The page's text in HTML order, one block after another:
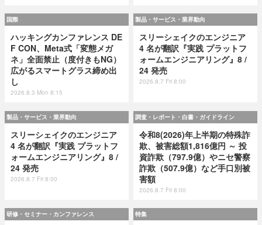
国際
ハッキングカンファレンス DE
F CON、Meta式「変態メガ
ネ」全面禁止（度付きもNG）
広がるスマートグラス締め出
し
2026.8.3 Mon 8:15
製品・サービス・業界動向
スリーシェイクのエンジニア
4 名が翻訳『実践 プラットフ
ォームエンジニアリング』8 /
24 発売
2026.8.7 Fri 8:00
製品・サービス・業界動向
スリーシェイクのエンジニア
4 名が翻訳『実践 プラットフ
ォームエンジニアリング』8 /
24 発売
2026.8.7 Fri 8:00
調査・レポート・白書・ガイドライン
令和8(2026)年上半期の特殊詐
欺、被害総額1,816億円 ～ 投
資詐欺（797.9億）やニセ警察
詐欺（507.9億）など手口別被
害額
2026.8.7 Fri 8:00
研修・セミナー・カンファレンス 特集